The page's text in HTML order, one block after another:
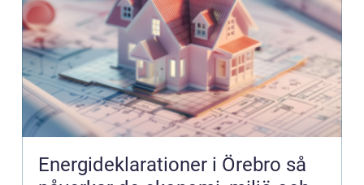
Energideklarationer i Örebro så